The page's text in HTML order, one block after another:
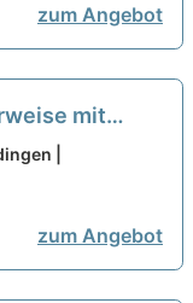
zum Angebot
mit
Erfahrung
24 h / Woche
|
zum Angebot